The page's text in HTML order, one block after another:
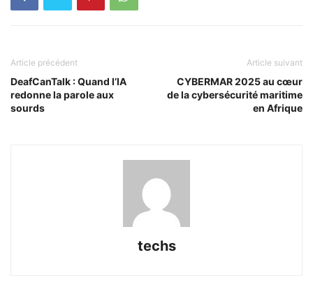
Article précédent
DeafCanTalk : Quand l’IA
redonne la parole aux
sourds
Article suivant
CYBERMAR 2025 au cœur
de la cybersécurité maritime
en Afrique
techs